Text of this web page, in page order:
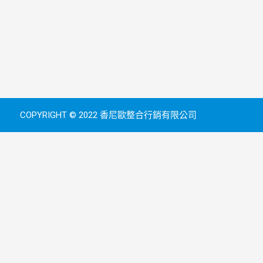
COPYRIGHT © 2022 香尼歐整合行銷有限公司